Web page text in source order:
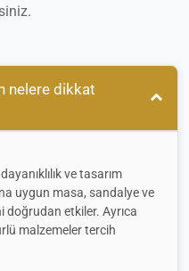
nelere dikkat
ve tasarım
uygun masa, sandalye ve
doğrudan etkiler. Ayrıca
malzemeler tercih